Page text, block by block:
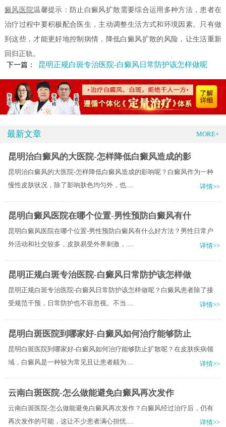
癜风医院温馨提示：防止白癜风扩散需要综合运用多种方法，患者在
治疗过程中要积极配合医生，主动调整生活方式和环境因素。只有做
到这些，才能更好地控制病情，降低白癜风扩散的风险，让生活重新
回归正轨。
下一篇：
昆明正规白斑专治医院-白癜风日常防护该怎样做呢
最新文章 MORE+
昆明治白癜风的大医院-怎样降低白癜风造成的影
昆明治白癜风的大医院-怎样降低白癜风造成的影响呢？白癜风作为一种
慢性皮肤状况，除了影响肤色均匀外，也.....
详情>>
昆明白癜风医院在哪个位置-男性预防白癜风有什
昆明白癜风医院在哪个位置-男性预防白癜风有什么好方法？男性日常户
外活动和社交较多，皮肤易受外界刺激，.....
详情>>
昆明正规白斑专治医院-白癜风日常防护该怎样做
昆明正规白斑专治医院-白癜风日常防护该怎样做呢？白癜风患者除了接
受规范干预，日常防护也不容忽视。不当.....
详情>>
昆明白斑医院到哪家好-白癜风如何治疗能够防止
昆明白斑医院到哪家好-白癜风如何治疗能够防止扩散呢？在皮肤疾病领
域，白癜风是一种较为常见且让患者颇为.....
详情>>
云南白斑医院-怎么做能避免白癜风再次发作
云南白斑医院-怎么做能避免白癜风再次发作？白癜风经过治疗后，仍有
再次发作的可能，这让不少患者满心担忧.....
详情>>